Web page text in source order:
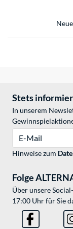
Stets
In unserem
Hinweise zum
Folge
Über unsere
17:00 Uhr für Sie